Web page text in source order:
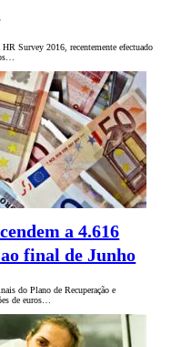
Survey 2016, recentemente efectuado
a 4.616
final de Junho
do Plano de Recuperação e
de euros…